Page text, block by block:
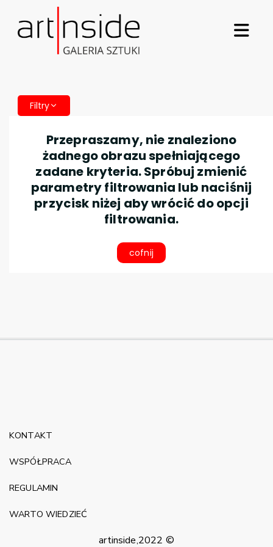
Filtry
Przepraszamy, nie znaleziono
żadnego obrazu spełniającego
zadane kryteria. Spróbuj zmienić
parametry filtrowania lub naciśnij
przycisk niżej aby wrócić do opcji
filtrowania.
cofnij
artinside,2022 ©
KONTAKT
WSPÓŁPRACA
REGULAMIN
WARTO WIEDZIEĆ